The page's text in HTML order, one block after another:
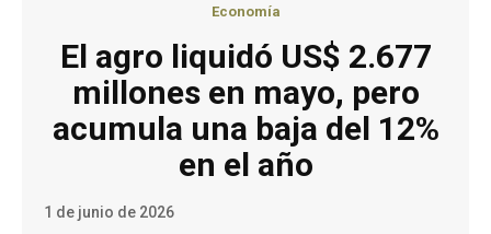
Economía
El agro liquidó US$ 2.677
millones en mayo, pero
acumula una baja del 12%
en el año
1 de junio de 2026